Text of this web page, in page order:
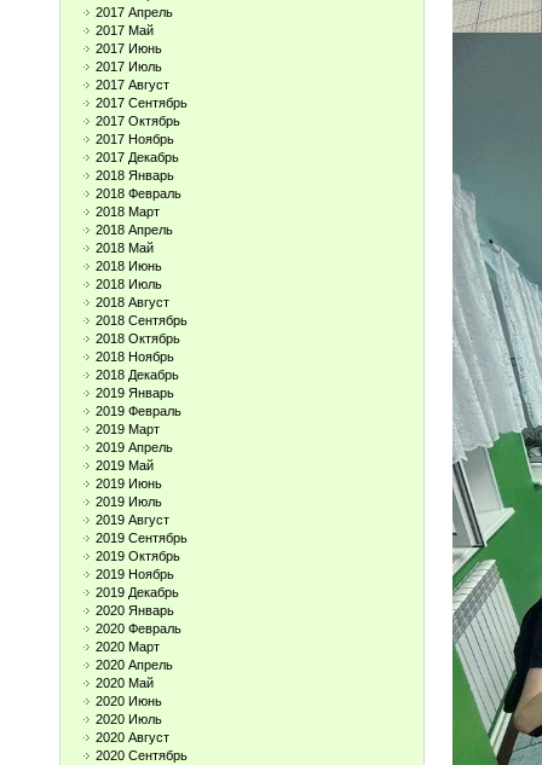
2017 Апрель
2017 Май
2017 Июнь
2017 Июль
2017 Август
2017 Сентябрь
2017 Октябрь
2017 Ноябрь
2017 Декабрь
2018 Январь
2018 Февраль
2018 Март
2018 Апрель
2018 Май
2018 Июнь
2018 Июль
2018 Август
2018 Сентябрь
2018 Октябрь
2018 Ноябрь
2018 Декабрь
2019 Январь
2019 Февраль
2019 Март
2019 Апрель
2019 Май
2019 Июнь
2019 Июль
2019 Август
2019 Сентябрь
2019 Октябрь
2019 Ноябрь
2019 Декабрь
2020 Январь
2020 Февраль
2020 Март
2020 Апрель
2020 Май
2020 Июнь
2020 Июль
2020 Август
2020 Сентябрь